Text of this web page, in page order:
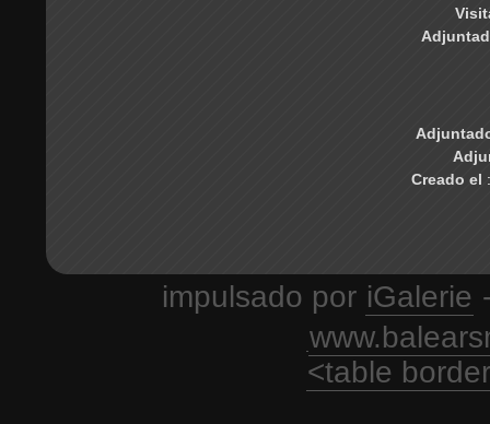
Creado el
impulsado por iGalerie
<table